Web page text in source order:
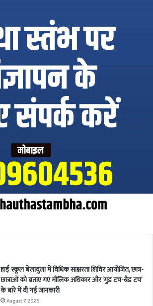
हाई स्कूल बेलादुला में विधिक साक्षरता शिविर आयोजित, छात्र-
छात्राओं को बताए गए मौलिक अधिकार और ‘गुड टच-बैड टच’
के बारे में दी गई जानकारी
August 7, 2026